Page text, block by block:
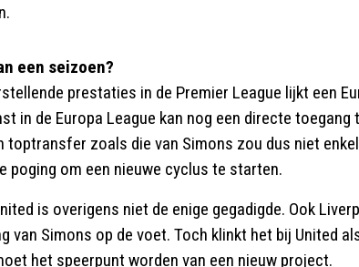
een seizoen?
prestaties in de Premier League lijkt een
in de Europa League kan nog een directe
toptransfer zoals die van Simons zou dus niet
poging om een nieuwe cyclus te starten.
is overigens niet de enige gegadigde. Ook
van Simons op de voet. Toch klinkt het bij United
het speerpunt worden van een nieuw project.